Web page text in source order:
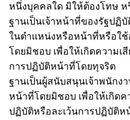
หนึ่งบุคคลใด มิให้ต้องโทษ ห
ฐานเป็นเจ้าหน้าที่ของรัฐปฏิ
ในตำแหน่งหรือหน้าที่หรือใ
โดยมิชอบ เพื่อให้เกิดความเ
การปฏิบัติหน้าที่โดยทุจริต
ฐานเป็นผู้สนับสนุนเจ้าพนักง
หน้าที่โดยมิชอบ เพื่อให้เกิดค
ปฏิบัติหรือละเว้นการปฏิบัติห